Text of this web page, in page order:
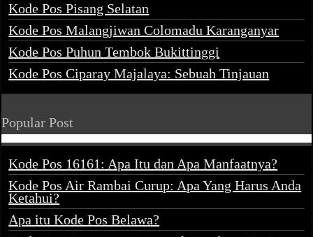
Kode Pos Pisang Selatan
Kode Pos Malangjiwan Colomadu Karanganyar
Kode Pos Puhun Tembok Bukittinggi
Kode Pos Ciparay Majalaya: Sebuah Tinjauan
Popular Post
Kode Pos 16161: Apa Itu dan Apa Manfaatnya?
Kode Pos Air Rambai Curup: Apa Yang Harus Anda
Ketahui?
Apa itu Kode Pos Belawa?